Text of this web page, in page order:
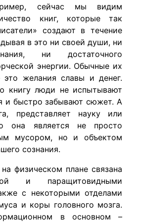
сейчас мы видим
книг, которые так
создают в течение
в это ни своей души, ни
ни достаточного
энергии. Обычные их
это желания славы и денег.
книгу люди не испытывают
и быстро забывают сюжет. А
представляет науку или
она является не просто
мусором, но и объектом
сознания.
физическом плане связана
и паращитовидными
с некоторыми отделами
и коры головного мозга.
в основном –